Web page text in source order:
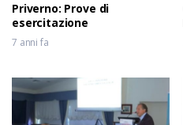
Priverno: Prove di
esercitazione
7 anni fa